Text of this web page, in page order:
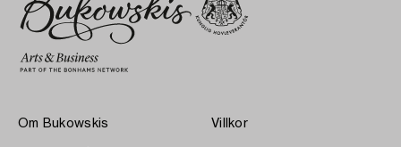
Om Bukowskis Villkor